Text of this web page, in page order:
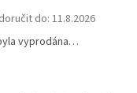
do: 11.8.2026
vyprodána…